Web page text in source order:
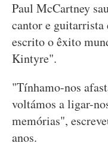
Paul McCartney
cantor e guitarrista
escrito o êxito
Kintyre".
"Tínhamo-nos
voltámos a ligar-
memórias",
anos.